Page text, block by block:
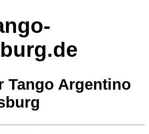
Tango Argentino